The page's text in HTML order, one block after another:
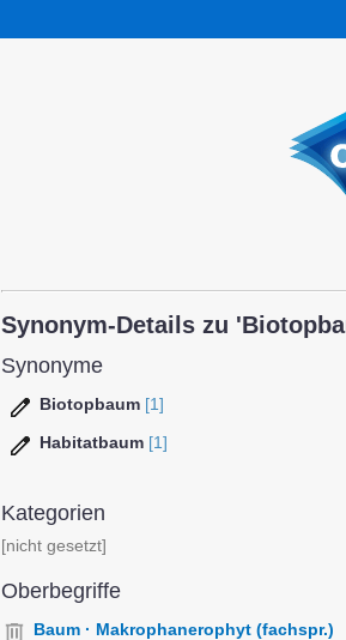
Synonym-Details zu
Synonyme
Biotopbaum [1]
Habitatbaum [1]
Kategorien
[nicht gesetzt]
Oberbegriffe
Baum · Makrophanerophyt (fachspr.)